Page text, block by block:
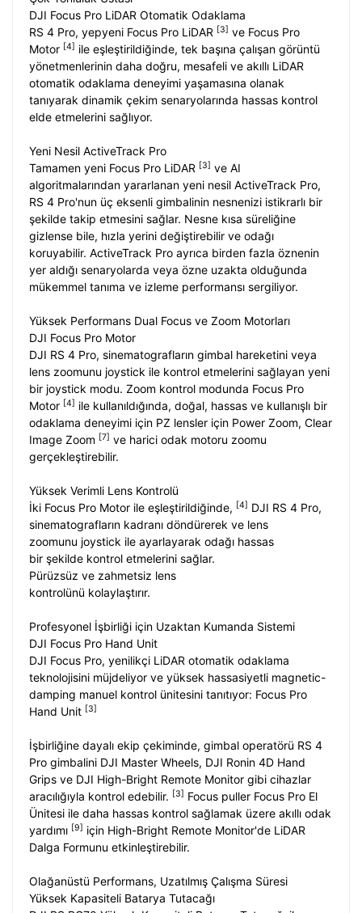
DJI Focus Pro LiDAR Otomatik Odaklama
RS 4 Pro, yepyeni Focus Pro LiDAR [3] ve Focus Pro
Motor [4] ile eşleştirildiğinde, tek başına çalışan görüntü
yönetmenlerinin daha doğru, mesafeli ve akıllı LiDAR
otomatik odaklama deneyimi yaşamasına olanak
tanıyarak dinamik çekim senaryolarında hassas kontrol
elde etmelerini sağlıyor.
Yeni Nesil ActiveTrack Pro
Tamamen yeni Focus Pro LiDAR [3] ve AI
algoritmalarından yararlanan yeni nesil ActiveTrack Pro,
RS 4 Pro'nun üç eksenli gimbalinin nesnenizi istikrarlı bir
şekilde takip etmesini sağlar. Nesne kısa süreliğine
gizlense bile, hızla yerini değiştirebilir ve odağı
koruyabilir. ActiveTrack Pro ayrıca birden fazla öznenin
yer aldığı senaryolarda veya özne uzakta olduğunda
mükemmel tanıma ve izleme performansı sergiliyor.
Yüksek Performans Dual Focus ve Zoom Motorları
DJI Focus Pro Motor
DJI RS 4 Pro, sinematografların gimbal hareketini veya
lens zoomunu joystick ile kontrol etmelerini sağlayan yeni
bir joystick modu. Zoom kontrol modunda Focus Pro
Motor [4] ile kullanıldığında, doğal, hassas ve kullanışlı bir
odaklama deneyimi için PZ lensler için Power Zoom, Clear
Image Zoom [7] ve harici odak motoru zoomu
gerçekleştirebilir.
Yüksek Verimli Lens Kontrolü
İki Focus Pro Motor ile eşleştirildiğinde, [4] DJI RS 4 Pro,
sinematografların kadranı döndürerek ve lens
zoomunu joystick ile ayarlayarak odağı hassas
bir şekilde kontrol etmelerini sağlar.
Pürüzsüz ve zahmetsiz lens
kontrolünü kolaylaştırır.
Profesyonel İşbirliği için Uzaktan Kumanda Sistemi
DJI Focus Pro Hand Unit
DJI Focus Pro, yenilikçi LiDAR otomatik odaklama
teknolojisini müjdeliyor ve yüksek hassasiyetli magnetic-
damping manuel kontrol ünitesini tanıtıyor: Focus Pro
Hand Unit [3]
İşbirliğine dayalı ekip çekiminde, gimbal operatörü RS 4
Pro gimbalini DJI Master Wheels, DJI Ronin 4D Hand
Grips ve DJI High-Bright Remote Monitor gibi cihazlar
aracılığıyla kontrol edebilir. [3] Focus puller Focus Pro El
Ünitesi ile daha hassas kontrol sağlamak üzere akıllı odak
yardımı [9] için High-Bright Remote Monitor'de LiDAR
Dalga Formunu etkinleştirebilir.
Olağanüstü Performans, Uzatılmış Çalışma Süresi
Yüksek Kapasiteli Batarya Tutacağı